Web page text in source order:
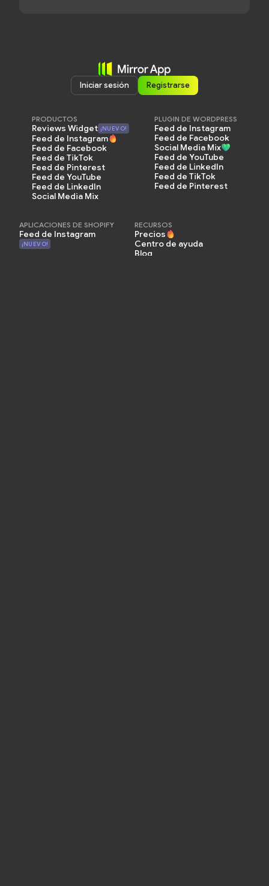
Iniciar sesión Registrarse
PRODUCTOS
Reviews Widget ¡NUEVO!
Feed de Instagram
Feed de Facebook
Feed de TikTok
Feed de Pinterest
Feed de YouTube
Feed de LinkedIn
Social Media Mix
PLUGIN DE WORDPRESS
Feed de Instagram
Feed de Facebook
Social Media Mix
Feed de YouTube
Feed de LinkedIn
Feed de TikTok
Feed de Pinterest
APLICACIONES DE SHOPIFY
Feed de Instagram
¡NUEVO!
RECURSOS
Precios
Centro de ayuda
Blog